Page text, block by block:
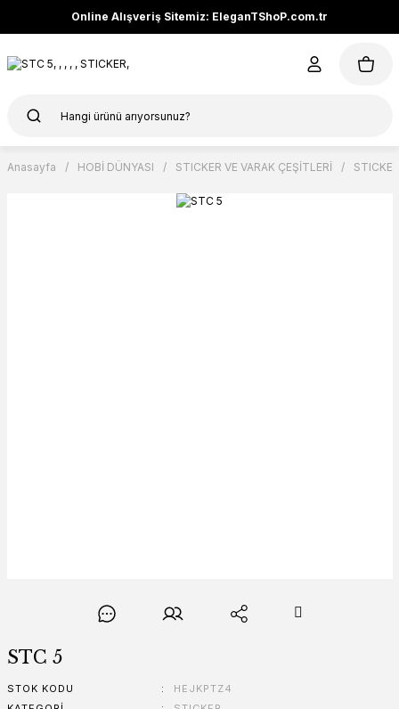
Online Alışveriş Sitemiz: EleganTShoP.com.tr
Anasayfa HOBİ DÜNYASI STICKER VE VARAK ÇEŞİTLERİ STICKER
STC 5
STOK KODU
HEJKPTZ4